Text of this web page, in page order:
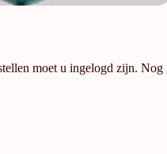
moet u ingelogd zijn. Nog